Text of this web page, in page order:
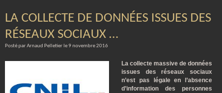
LA COLLECTE DE DONNÉES ISSUES DES
RÉSEAUX SOCIAUX …
Posté par Arnaud Pelletier le 9 novembre 2016
La collecte massive de données
issues des réseaux sociaux
n’est pas légale en l’absence
d’information des personnes